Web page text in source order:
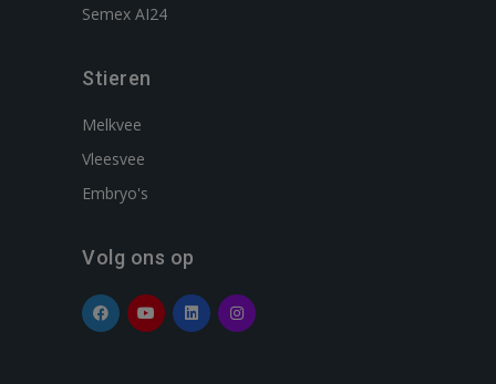
Semex AI24
Stieren
Melkvee
Vleesvee
Embryo's
Volg ons op